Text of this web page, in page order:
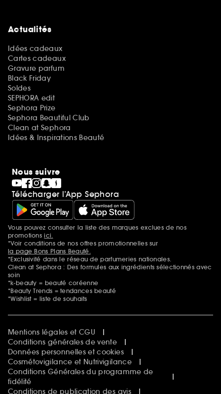
Actualités
Idées cadeaux
Cartes cadeaux
Gravure parfum
Black Friday
Soldes
SEPHORA edit
Sephora Prize
Sephora Beautiful Club
Clean at Sephora
Idées & Inspirations Beauté
Nous suivre
Télécharger l’App Sephora
Mentions additionnelles
Vous pouvez consulter la liste des marques exclues de nos
promotionsici.
*Voir conditions de nos offres promotionnelles sur
la page Bons Plans Beauté.
*Exclusivité dans le réseau de parfumeries nationales.
Clean at Sephora : Des formules aux ingrédients sélectionnés avec
soin
*k-beauty = beauté coréenne
*Beauty Trends = tendances beauté
*Wishlist = liste de souhaits
Mentions légales et CGU
Conditions générales de vente
Données personnelles et cookies
Cosmétovigilance et Nutrivigilance
Conditions Générales du programme de
fidélité
Conditions de publication des avis